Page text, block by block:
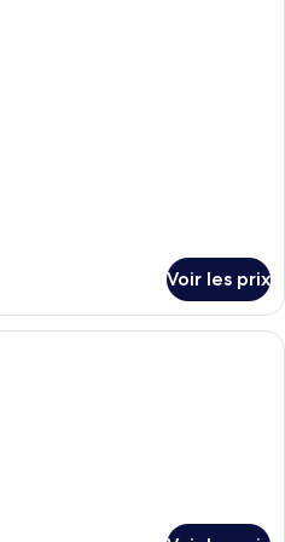
Voir les prix
Une chambre d’hôtel moderne